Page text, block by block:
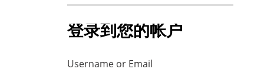
登录到您的帐户
Username or Email